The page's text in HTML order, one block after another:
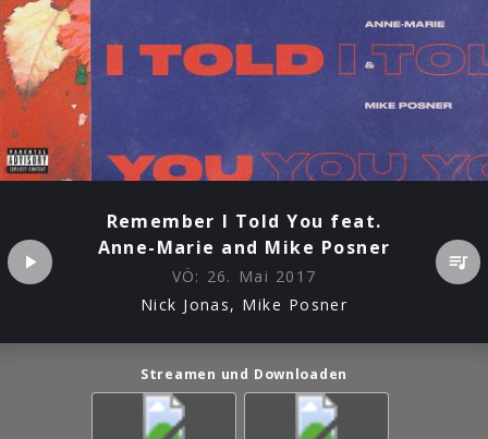
Remember I Told You feat.
Anne-Marie and Mike Posner
VÖ: 26. Mai 2017
Nick Jonas, Mike Posner
Streamen und Downloaden